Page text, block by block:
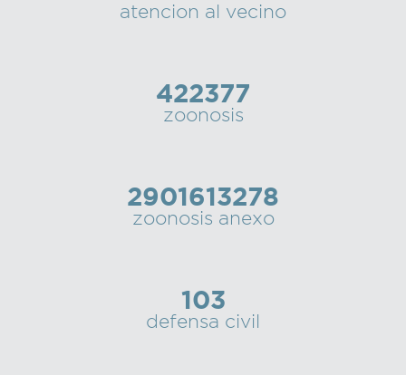
Recargaatencion al vecino
422377
zoonosis
2901613278
zoonosis anexo
103
defensa civil